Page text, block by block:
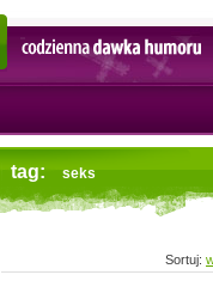
Codzienna dawka humoru
tag: seks
Sortuj: